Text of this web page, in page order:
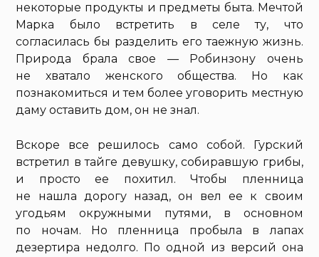
некоторые продукты и предметы быта. Мечтой
Марка было встретить в селе ту, что
согласилась бы разделить его таежную жизнь.
Природа брала свое — Робинзону очень
не хватало женского общества. Но как
познакомиться и тем более уговорить местную
даму оставить дом, он не знал.
Вскоре все решилось само собой. Гурский
встретил в тайге девушку, собиравшую грибы,
и просто ее похитил. Чтобы пленница
не нашла дорогу назад, он вел ее к своим
угодьям окружными путями, в основном
по ночам. Но пленница пробыла в лапах
дезертира недолго. По одной из версий она